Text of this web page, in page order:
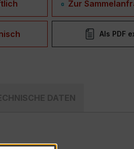
Zur
Als PDF
DATEN